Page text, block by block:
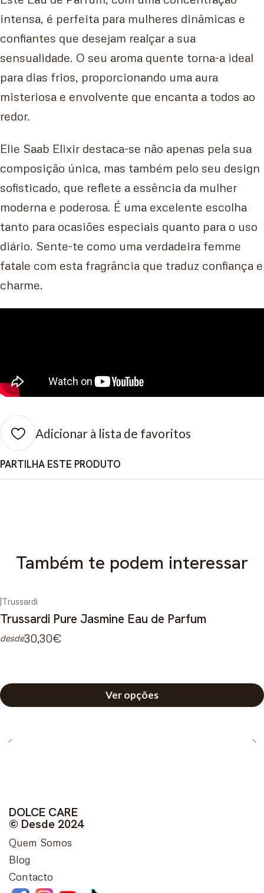
intensa, é perfeita para mulheres dinâmicas e
confiantes que desejam realçar a sua
sensualidade. O seu aroma quente torna-a ideal
para dias frios, proporcionando uma aura
misteriosa e envolvente que encanta a todos ao
redor.
Elie Saab Elixir destaca-se não apenas pela sua
composição única, mas também pelo seu design
sofisticado, que reflete a essência da mulher
moderna e poderosa. É uma excelente escolha
tanto para ocasiões especiais quanto para o uso
diário. Sente-te como uma verdadeira femme
fatale com esta fragrância que traduz confiança e
charme.
Adicionar à lista de favoritos
PARTILHA ESTE PRODUTO
Também te podem interessar
|Trussardi
Trussardi Pure Jasmine Eau de Parfum
desde30,30€
Ver opções
DOLCE CARE
© Desde 2024
Quem Somos
Blog
Contacto